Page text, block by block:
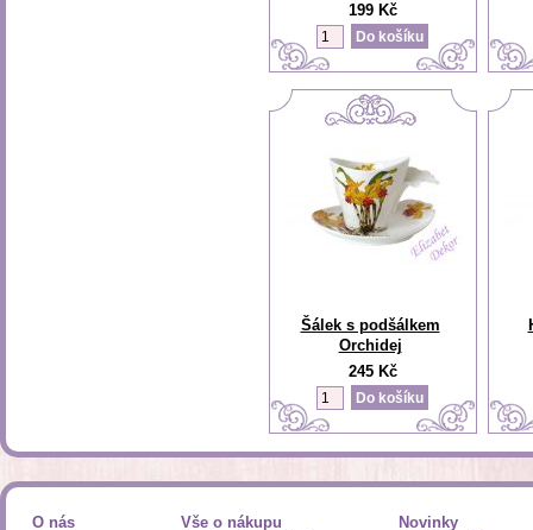
199 Kč
Šálek s podšálkem
Orchidej
245 Kč
O nás
Vše o nákupu
Novinky